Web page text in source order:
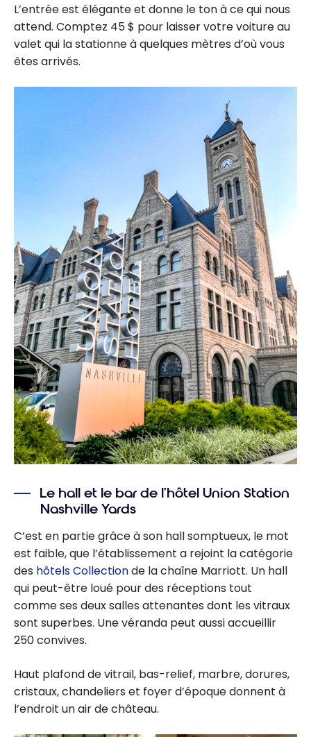
L’entrée est élégante et donne le ton à ce qui nous
attend. Comptez 45 $ pour laisser votre voiture au
valet qui la stationne à quelques mètres d’où vous
êtes arrivés.
Le hall et le bar de l’hôtel Union Station
Nashville Yards
C’est en partie grâce à son hall somptueux, le mot
est faible, que l’établissement a rejoint la catégorie
des hôtels Collectionde la chaîne Marriott. Un hall
qui peut-être loué pour des réceptions tout
comme ses deux salles attenantes dont les vitraux
sont superbes. Une véranda peut aussi accueillir
250 convives.
Haut plafond de vitrail, bas-relief, marbre, dorures,
cristaux, chandeliers et foyer d’époque donnent à
l’endroit un air de château.